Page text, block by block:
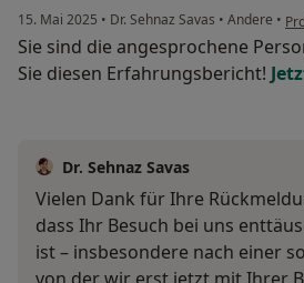
15. Mai 2025 • Dr. Sehnaz Savas • Andere •
Sie sind die angesprochene
Sie diesen Erfahrungsbericht!
Dr. Sehnaz Savas
Vielen Dank für Ihre
dass Ihr Besuch bei uns
ist – insbesondere nach einer